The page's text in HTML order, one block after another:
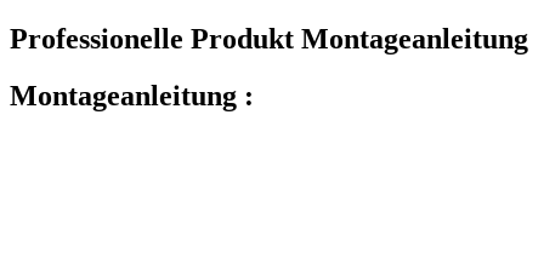
Professionelle Produkt Montageanleitung
Montageanleitung :